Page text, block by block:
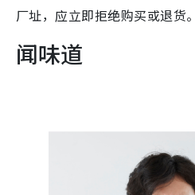
厂址，应立即拒绝购买或退货。
闻味道